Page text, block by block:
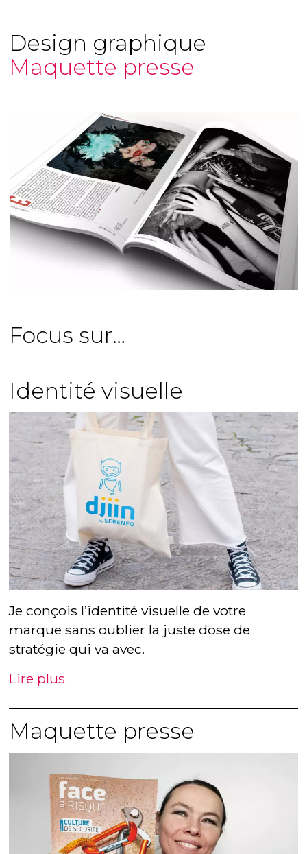
Design graphique
Maquette presse
Focus sur…
Identité visuelle
Je conçois l’identité visuelle de votre
marque sans oublier la juste dose de
stratégie qui va avec.
Lire plus
Maquette presse